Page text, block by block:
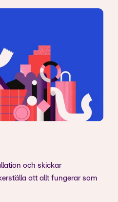
och skickar
att allt fungerar som